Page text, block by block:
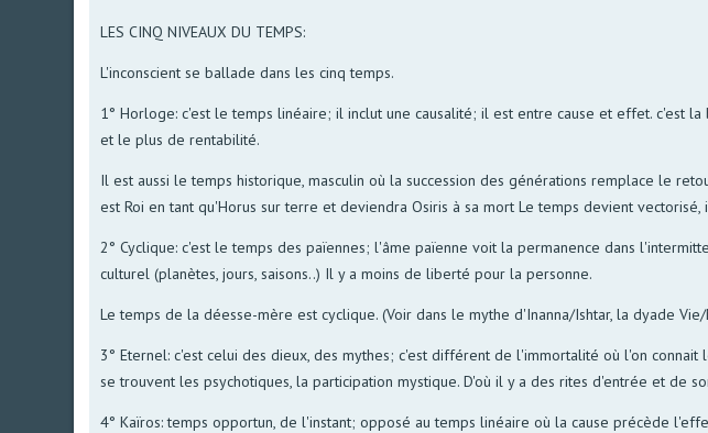
LES CINQ NIVEAUX DU TEMPS:
L'inconscient se ballade dans les cinq temps.
1° Horloge: c'est le temps linéaire; il inclut une causalité; il est entre cause et effet. c'est
et le plus de rentabilité.
Il est aussi le temps historique, masculin où la succession des générations remplace le
est Roi en tant qu'Horus sur terre et deviendra Osiris à sa mort Le temps devient
2° Cyclique: c'est le temps des païennes; l'âme païenne voit la permanence dans
culturel (planètes, jours, saisons..) Il y a moins de liberté pour la personne.
Le temps de la déesse-mère est cyclique. (Voir dans le mythe d'Inanna/Ishtar, la dyade
3° Eternel: c'est celui des dieux, des mythes; c'est différent de l'immortalité où l'on
se trouvent les psychotiques, la participation mystique. D'où il y a des rites d'entrée et de
4° Kaïros: temps opportun, de l'instant; opposé au temps linéaire où la cause précède